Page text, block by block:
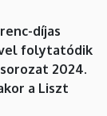
díjas
folytatódik
2024.
a Liszt